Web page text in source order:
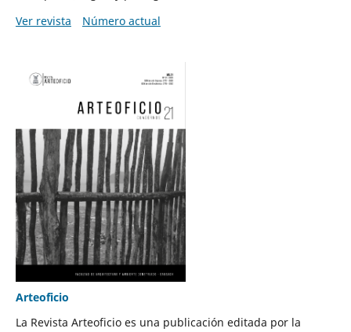
Ver revista
Número actual
Arteoficio
La Revista Arteoficio es una publicación editada por la